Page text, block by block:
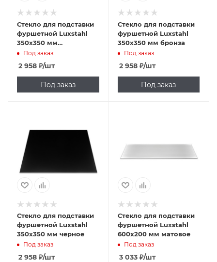
Стекло для подставки
фуршетной Luxstahl
350х350 мм
прозрачное
Под заказ
2 958 ₽/шт
Под заказ
Стекло для подставки
фуршетной Luxstahl
350х350 мм бронза
Под заказ
2 958₽/шт
Под заказ
Стекло для подставки
фуршетной Luxstahl
350х350 мм черное
Под заказ
2 958 ₽/шт
Стекло для подставки
фуршетной Luxstahl
600х200 мм матовое
Под заказ
3 033₽/шт